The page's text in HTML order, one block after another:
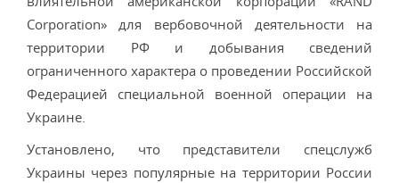
Corporation» для вербовочной деятельности на
территории РФ и добывания сведений
ограниченного характера о проведении Российской
Федерацией специальной военной операции на
Украине.
Установлено, что представители спецслужб
Украины через популярные на территории России